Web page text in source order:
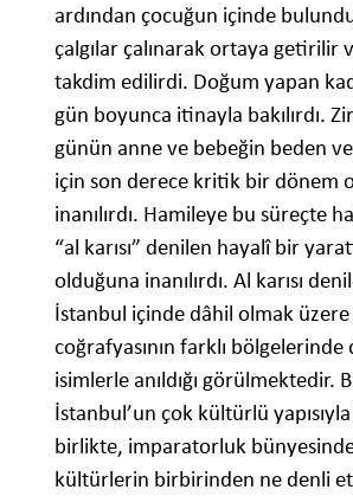
ardından çocuğun içinde
çalgılar çalınarak ortaya getirilir
takdim edilirdi. Doğum yapan
gün boyunca itinayla bakılırdı.
günün anne ve bebeğin beden ve
için son derece kritik bir dönem
inanılırdı. Hamileye bu süreçte
“al karısı” denilen hayalî bir
olduğuna inanılırdı. Al karısı
İstanbul içinde dâhil olmak üzere
coğrafyasının farklı bölgelerinde
isimlerle anıldığı görülmektedir.
İstanbul’un çok kültürlü
birlikte, imparatorluk
kültürlerin birbirinden ne denli